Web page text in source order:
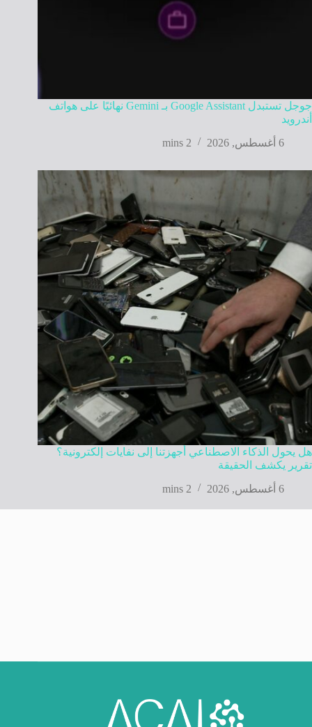
جوجل تستبدل Google Assistant بـ Gemini نهائيًا على هواتف
أندرويد
6 أغسطس, 2026
2 mins
هل يحول الذكاء الاصطناعي أجهزتنا إلى نفايات إلكترونية؟
تقرير يكشف الحقيقة
6 أغسطس, 2026
2 mins